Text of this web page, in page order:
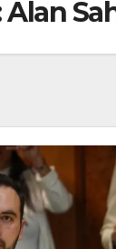
Alan